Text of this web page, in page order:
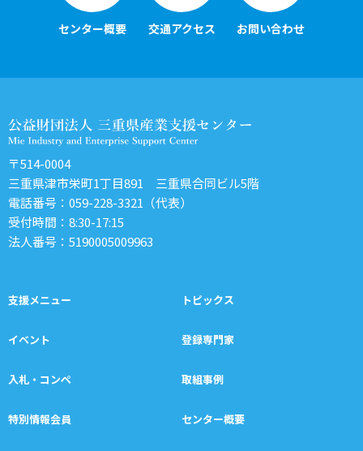
センター概要 交通アクセス お問い合わせ
〒514-0004
三重県津市栄町1丁目891 三重県合同ビル5階
電話番号： 059-228-3321 （代表）
受付時間：8:30-17:15
法人番号：5190005009963
支援メニュー トピックス
イベント 登録専門家
入札・コンペ 取組事例
特別情報会員 センター概要